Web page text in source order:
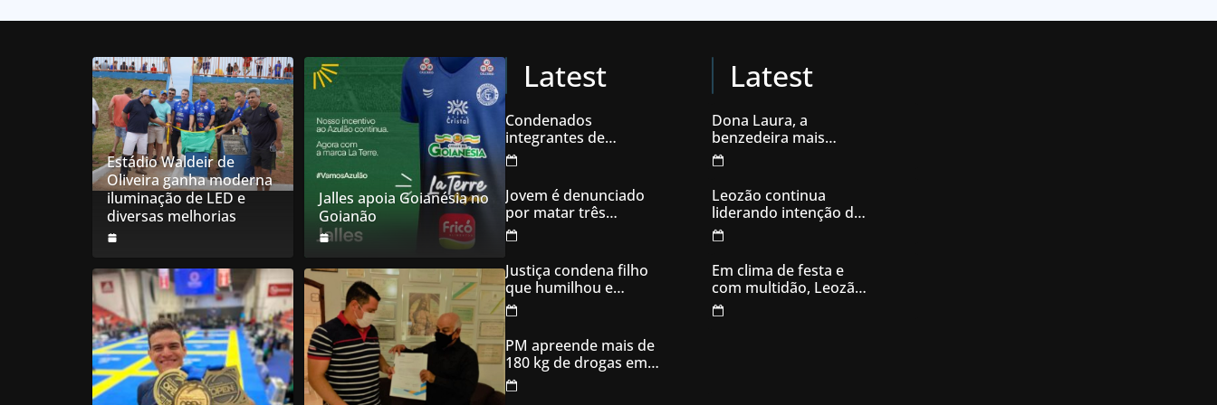
Estádio Waldeir de
Oliveira ganha moderna
iluminação de LED e
diversas melhorias
Jalles apoia Goianésia no
Goianão
Latest
Condenados
integrantes de
organização
criminosa acusados
de explodir caixas
eletrônicos
Jovem é denunciado
por matar três
filhotes de cachorro e
usar sangue para
ameaçar os donos,
em Aparecida de
Goiânia
Justiça condena filho
que humilhou e
ameaçou mãe idosa;
da prisão à sentença
condenatória foram
apenas 21 dias
PM apreende mais de
180 kg de drogas em
Goiás
Latest
Dona Laura, a
benzedeira mais
famosa de Goiás
Leozão continua
liderando intenção de
votos em Goianésia
Em clima de festa e
com multidão, Leozão
inaugura comitê de
campanha